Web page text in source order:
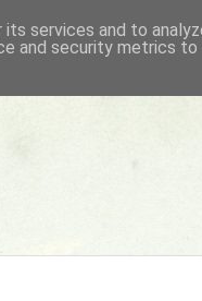
services and to
and security metrics